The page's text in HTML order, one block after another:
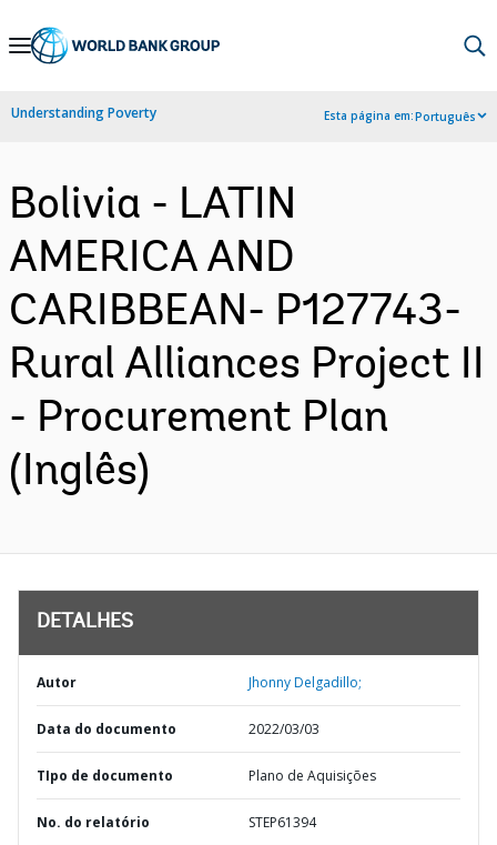
Skip
Navigation
Understanding Poverty Esta página em:Português
Bolivia - LATIN
AMERICA AND
CARIBBEAN- P127743-
Rural Alliances Project II
- Procurement Plan
(Inglês)
DETALHES
Autor Jhonny Delgadillo;
Data do documento 2022/03/03
TIpo de documento Plano de Aquisições
No. do relatório STEP61394